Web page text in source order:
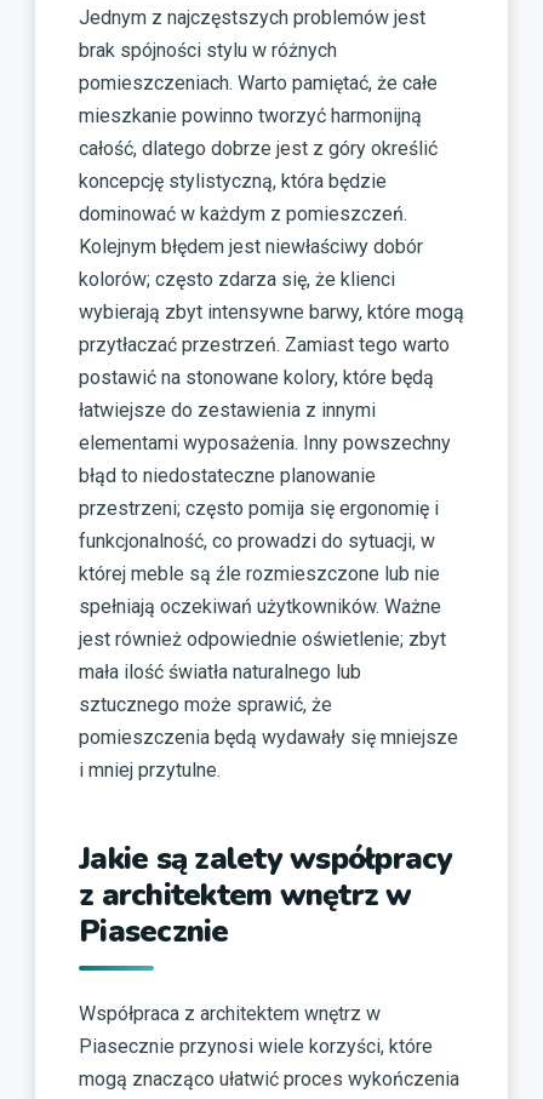
Jednym z najczęstszych problemów jest
brak spójności stylu w różnych
pomieszczeniach. Warto pamiętać, że całe
mieszkanie powinno tworzyć harmonijną
całość, dlatego dobrze jest z góry określić
koncepcję stylistyczną, która będzie
dominować w każdym z pomieszczeń.
Kolejnym błędem jest niewłaściwy dobór
kolorów; często zdarza się, że klienci
wybierają zbyt intensywne barwy, które mogą
przytłaczać przestrzeń. Zamiast tego warto
postawić na stonowane kolory, które będą
łatwiejsze do zestawienia z innymi
elementami wyposażenia. Inny powszechny
błąd to niedostateczne planowanie
przestrzeni; często pomija się ergonomię i
funkcjonalność, co prowadzi do sytuacji, w
której meble są źle rozmieszczone lub nie
spełniają oczekiwań użytkowników. Ważne
jest również odpowiednie oświetlenie; zbyt
mała ilość światła naturalnego lub
sztucznego może sprawić, że
pomieszczenia będą wydawały się mniejsze
i mniej przytulne.
Jakie są zalety współpracy
z architektem wnętrz w
Piasecznie
Współpraca z architektem wnętrz w
Piasecznie przynosi wiele korzyści, które
mogą znacząco ułatwić proces wykończenia